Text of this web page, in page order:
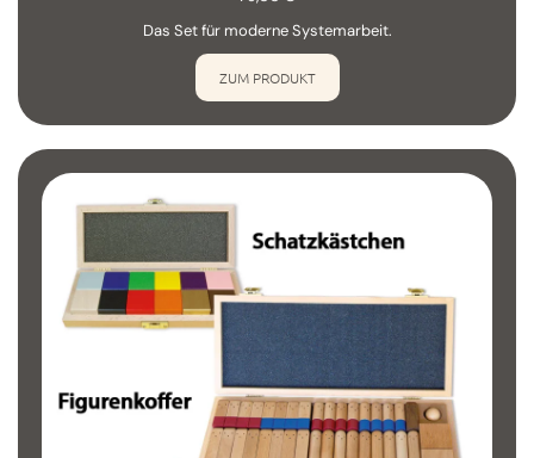
Das Set für moderne Systemarbeit.
ZUM PRODUKT